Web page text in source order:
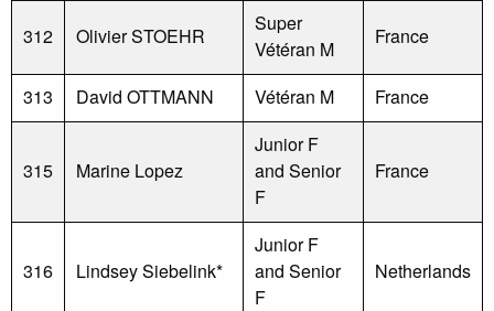
312 Olivier STOEHR
Super
Vétéran M
France
313 David OTTMANN Vétéran M France
315 Marine Lopez
Junior F
and Senior
F
France
316 Lindsey Siebelink*
Junior F
and Senior
F
Netherlands